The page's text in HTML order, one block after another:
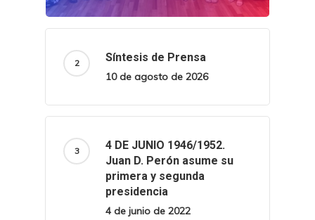
Síntesis de Prensa
10 de agosto de 2026
4 DE JUNIO 1946/1952.
Juan D. Perón asume su
primera y segunda
presidencia
4 de junio de 2022